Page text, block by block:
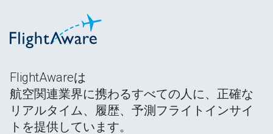
FlightAwareは
航空関連業界に携わるすべての人に、正確な
リアルタイム、履歴、予測フライトインサイ
トを提供しています。